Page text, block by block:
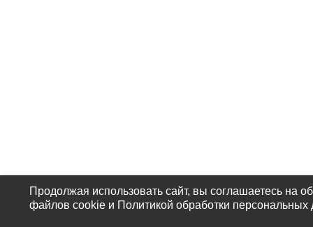
Продолжая использовать сайт, вы соглашаетесь на
файлов cookie и Политикой обработки персональных